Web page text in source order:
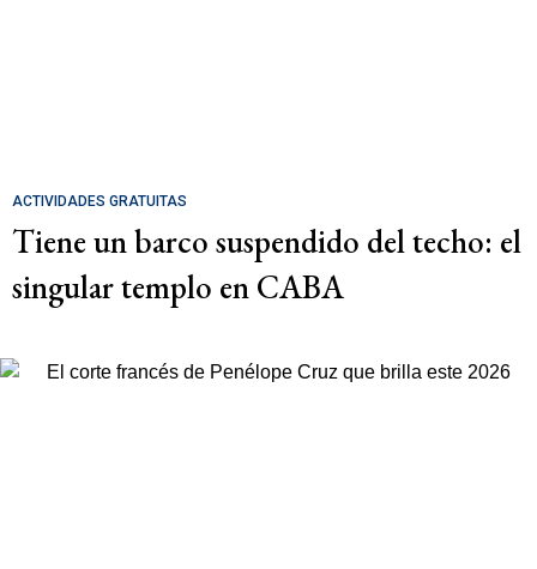
ACTIVIDADES GRATUITAS
Tiene un barco suspendido del techo: el
singular templo en CABA